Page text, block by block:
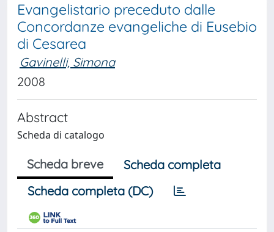
Evangelistario preceduto dalle
Concordanze evangeliche di Eusebio
di Cesarea
Gavinelli, Simona
2008
Abstract
Scheda di catalogo
Scheda breve
Scheda completa
Scheda completa (DC)